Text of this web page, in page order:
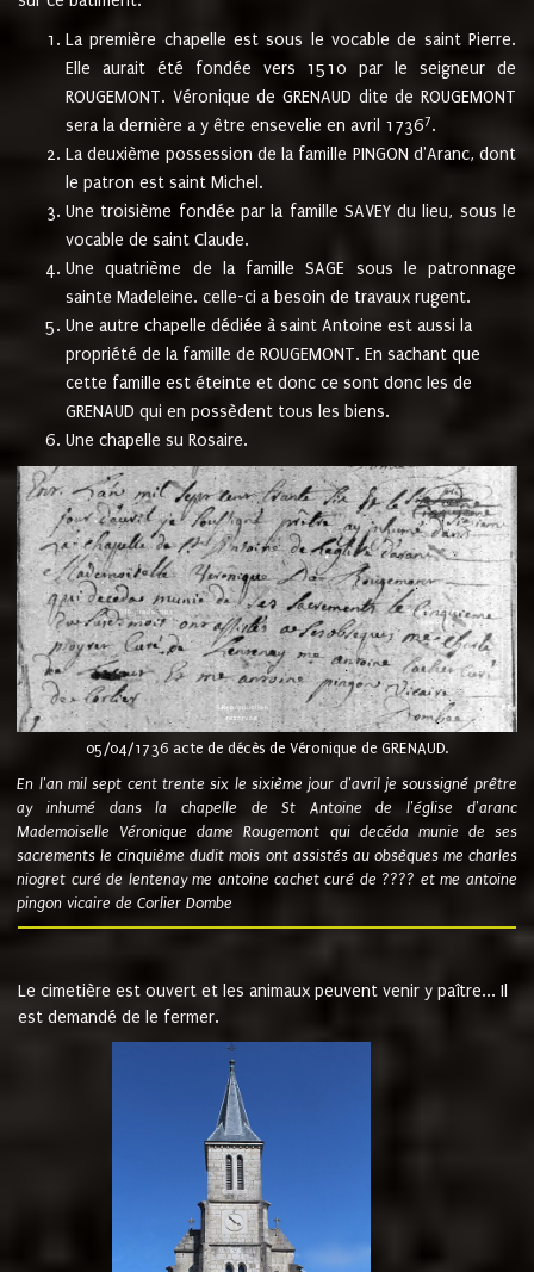
La première chapelle est sous le vocable de saint Pierre.
Elle aurait été fondée vers 1510 par le seigneur de
ROUGEMONT. Véronique de GRENAUD dite de ROUGEMONT
sera la dernière a y être ensevelie en avril 17367.
La deuxième possession de la famille PINGON d'Aranc, dont
le patron est saint Michel.
Une troisième fondée par la famille SAVEY du lieu, sous le
vocable de saint Claude.
Une quatrième de la famille SAGE sous le patronnage
sainte Madeleine. celle-ci a besoin de travaux rugent.
Une autre chapelle dédiée à saint Antoine est aussi la
propriété de la famille de ROUGEMONT. En sachant que
cette famille est éteinte et donc ce sont donc les de
GRENAUD qui en possèdent tous les biens.
Une chapelle su Rosaire.
05/04/1736 acte de décès de Véronique de GRENAUD.
En l'an mil sept cent trente six le sixième jour d'avril je soussigné prêtre
ay inhumé dans la chapelle de St Antoine de l'église d'aranc
Mademoiselle Véronique dame Rougemont qui decéda munie de ses
sacrements le cinquième dudit mois ont assistés au obsèques me charles
niogret curé de lentenay me antoine cachet curé de ???? et me antoine
pingon vicaire de Corlier Dombe
Le cimetière est ouvert et les animaux peuvent venir y paître... Il
est demandé de le fermer.